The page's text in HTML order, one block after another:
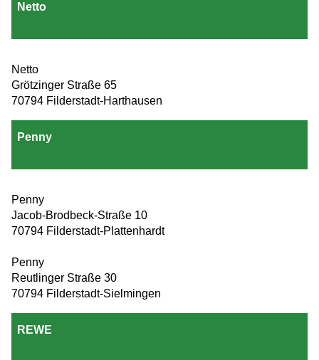
Netto
Netto
Grötzinger Straße 65
70794 Filderstadt-Harthausen
Penny
Penny
Jacob-Brodbeck-Straße 10
70794 Filderstadt-Plattenhardt
Penny
Reutlinger Straße 30
70794 Filderstadt-Sielmingen
REWE